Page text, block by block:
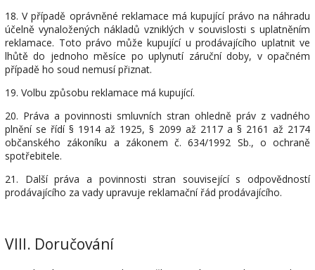
18. V případě oprávněné reklamace má kupující právo na náhradu
účelně vynaložených nákladů vzniklých v souvislosti s uplatněním
reklamace. Toto právo může kupující u prodávajícího uplatnit ve
lhůtě do jednoho měsíce po uplynutí záruční doby, v opačném
případě ho soud nemusí přiznat.
19. Volbu způsobu reklamace má kupující.
20. Práva a povinnosti smluvních stran ohledně práv z vadného
plnění se řídí § 1914 až 1925, § 2099 až 2117 a § 2161 až 2174
občanského zákoníku a zákonem č. 634/1992 Sb., o ochraně
spotřebitele.
21. Další práva a povinnosti stran související s odpovědností
prodávajícího za vady upravuje reklamační řád prodávajícího.
VIII. Doručování